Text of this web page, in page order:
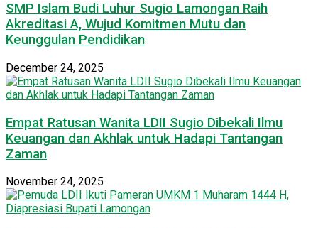
SMP Islam Budi Luhur Sugio Lamongan Raih
Akreditasi A, Wujud Komitmen Mutu dan
Keunggulan Pendidikan
December 24, 2025
Empat Ratusan Wanita LDII Sugio Dibekali Ilmu
Keuangan dan Akhlak untuk Hadapi Tantangan
Zaman
November 24, 2025